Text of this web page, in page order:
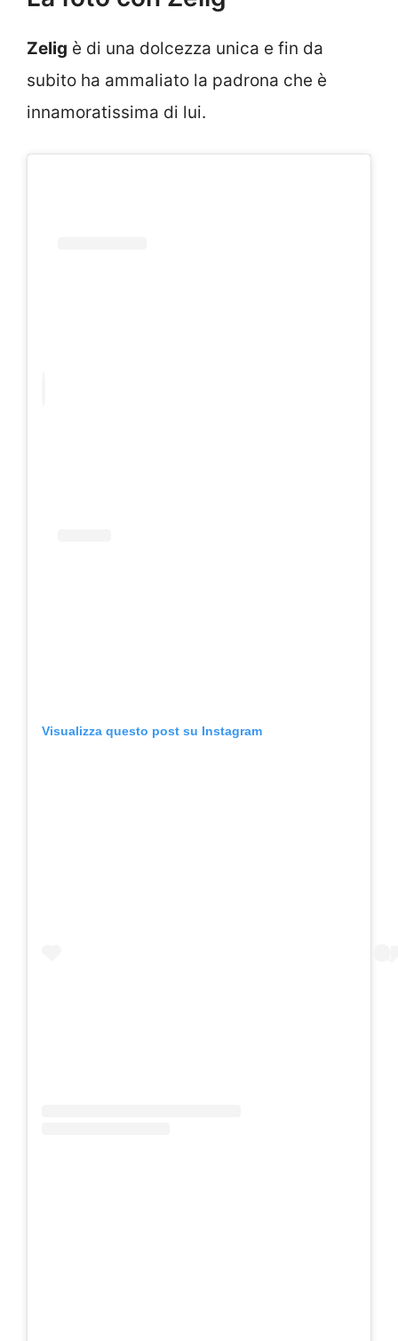
Zelig è di una dolcezza unica e fin da
subito ha ammaliato la padrona che è
innamoratissima di lui.
Visualizza questo post su Instagram